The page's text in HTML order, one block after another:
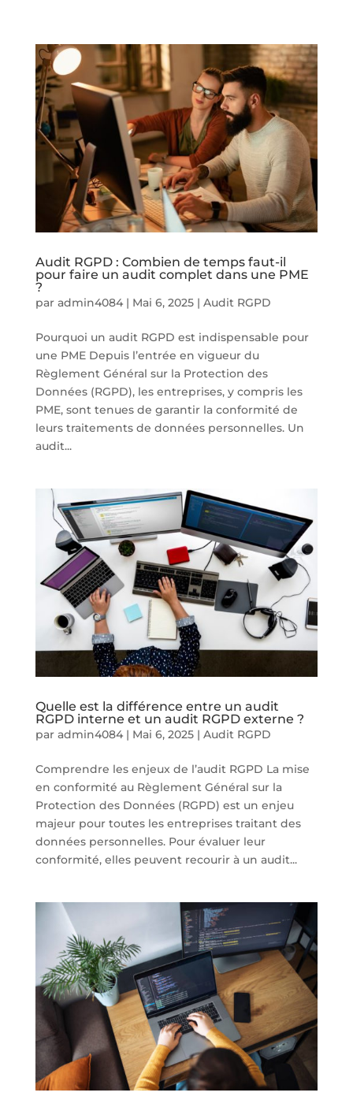
Audit RGPD : Combien de temps faut-il
pour faire un audit complet dans une PME
?
par admin4084| Mai 6, 2025| Audit RGPD
Pourquoi un audit RGPD est indispensable pour
une PME Depuis l’entrée en vigueur du
Règlement Général sur la Protection des
Données (RGPD), les entreprises, y compris les
PME, sont tenues de garantir la conformité de
leurs traitements de données personnelles. Un
audit...
Quelle est la différence entre un audit
RGPD interne et un audit RGPD externe ?
par admin4084| Mai 6, 2025| Audit RGPD
Comprendre les enjeux de l’audit RGPD La mise
en conformité au Règlement Général sur la
Protection des Données (RGPD) est un enjeu
majeur pour toutes les entreprises traitant des
données personnelles. Pour évaluer leur
conformité, elles peuvent recourir à un audit...